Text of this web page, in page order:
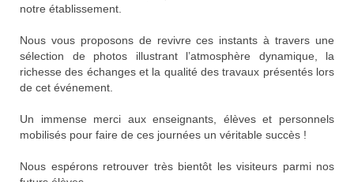
notre établissement.
Nous vous proposons de revivre ces instants à travers une
sélection de photos illustrant l’atmosphère dynamique, la
richesse des échanges et la qualité des travaux présentés lors
de cet événement.
Un immense merci aux enseignants, élèves et personnels
mobilisés pour faire de ces journées un véritable succès !
Nous espérons retrouver très bientôt les visiteurs parmi nos